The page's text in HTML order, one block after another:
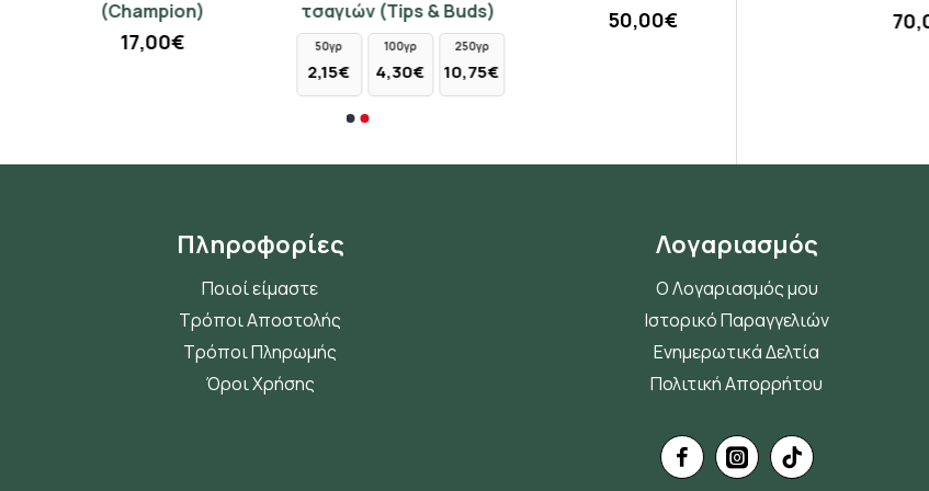
(Champion)
17,00€
τσαγιών (Tips & Buds)
2,15€ 4,30€
250γρ
10,75€
50,00€
τσάι Κίνας (Champion)
350γρ
7,80€ 4,75€ 70,00€
Πληροφορίες
Ποιοί είμαστε
Τρόποι Αποστολής
Τρόποι Πληρωμής
Όροι Χρήσης
Λογαριασμός
Ο Λογαριασμός μου
Ιστορικό Παραγγελιών
Ενημερωτικά Δελτία
Πολιτική Απορρήτου